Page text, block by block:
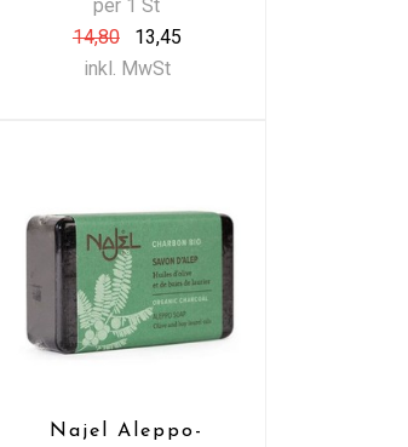
per 1 St
14,80
13,45
inkl. MwSt
Najel Aleppo-